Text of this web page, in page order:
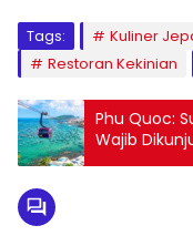
Tags: Kuliner
Restoran Kekinian
Phu Quoc:
Wajib